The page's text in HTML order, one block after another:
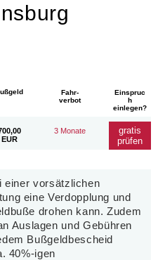
Fahr-
verbot
Einspruc
h
einlegen?
EUR
3 Monate
gratis
prüfen
einer vorsätzlichen
eine Verdopplung und
drohen kann. Zudem
Auslagen und Gebühren
Bußgeldbescheid
40%-igen